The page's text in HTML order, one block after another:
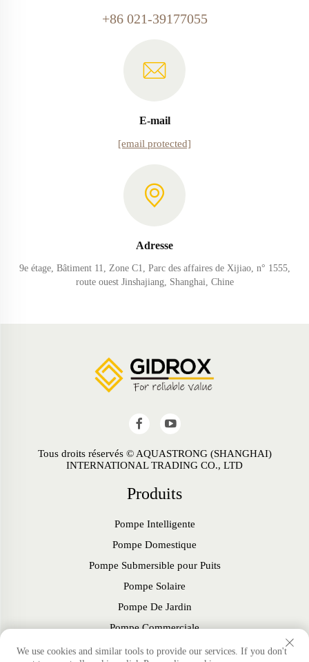
+86 021-39177055
E-mail
[email protected]
Adresse
9e étage, Bâtiment 11, Zone C1, Parc des affaires de Xijiao, n° 1555,
route ouest Jinshajiang, Shanghai, Chine
Tous droits réservés © AQUASTRONG (SHANGHAI)
INTERNATIONAL TRADING CO., LTD
Produits
Pompe Intelligente
Pompe Domestique
Pompe Submersible pour Puits
Pompe Solaire
Pompe De Jardin
Pompe Commerciale
Ventilateur
We use cookies and similar tools to provide our services. If you don't